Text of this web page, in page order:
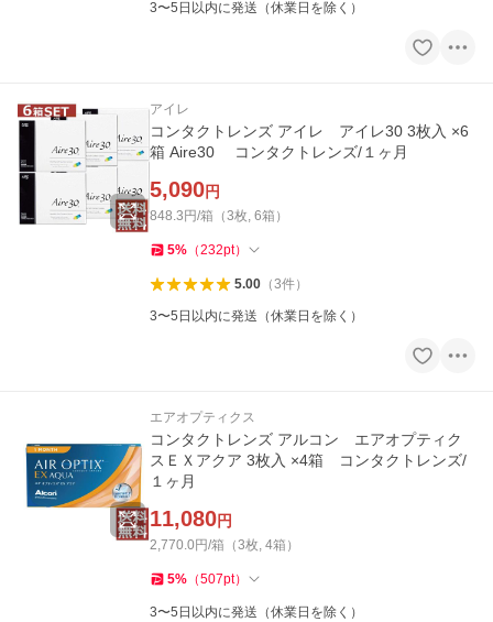
3〜5日以内に発送（休業日を除く）
アイレ
コンタクトレンズ アイレ アイレ30 3枚入 ×6
箱 Aire30 コンタクトレンズ/１ヶ月
5,090円
848.3円/箱（3枚, 6箱）
5% （232pt）
5.00（3件）
3〜5日以内に発送（休業日を除く）
エアオプティクス
コンタクトレンズ アルコン エアオプティク
スＥＸアクア 3枚入 ×4箱 コンタクトレンズ/
１ヶ月
11,080円
2,770.0円/箱（3枚, 4箱）
5% （507pt）
3〜5日以内に発送（休業日を除く）